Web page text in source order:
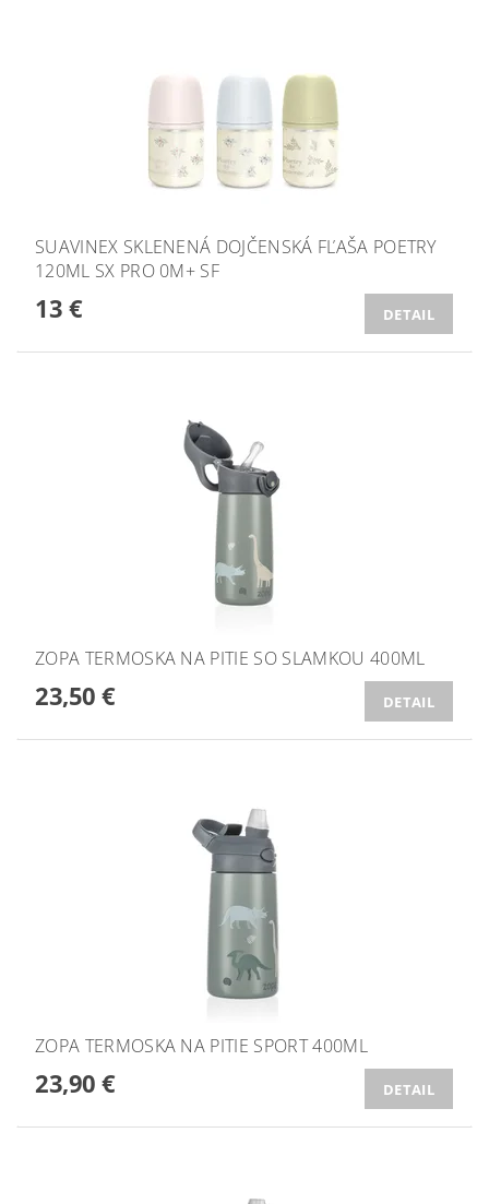
SUAVINEX SKLENENÁ DOJČENSKÁ FĽAŠA POETRY
120ML SX PRO 0M+ SF
13 € DETAIL
ZOPA TERMOSKA NA PITIE SO SLAMKOU 400ML
23,50 € DETAIL
ZOPA TERMOSKA NA PITIE SPORT 400ML
23,90 € DETAIL